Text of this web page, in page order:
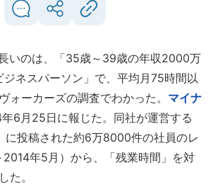
いのは、「35歳～39歳の年収2000万
ネスパーソン」で、平均月75時間以
ォーカーズの調査でわかった。 マイナ
6月25日に報じた。同社が運営する
に投稿された約6万8000件の社員のレ
年5月）から、「残業時間」を対
た。